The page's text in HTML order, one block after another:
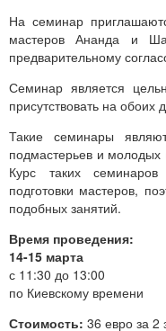
На семинар
мастеров Ананда и
предварительному
Семинар является
присутствовать на обоих
Такие семинары
подмастерьев и молодых
Курс таких
подготовки мастеров,
подобных занятий.
Время проведения:
14-15 марта
с 11:30 до 13:00
по Киевскому времени
Стоимость: 36 евро за 2